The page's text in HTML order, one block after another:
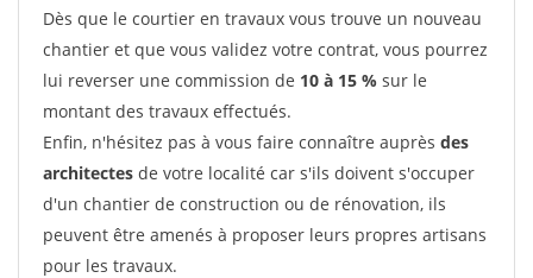
Dès que le courtier en travaux vous trouve un nouveau
chantier et que vous validez votre contrat, vous pourrez
lui reverser une commission de 10 à 15 % sur le
montant des travaux effectués.
Enfin, n'hésitez pas à vous faire connaître auprès des
architectes de votre localité car s'ils doivent s'occuper
d'un chantier de construction ou de rénovation, ils
peuvent être amenés à proposer leurs propres artisans
pour les travaux.